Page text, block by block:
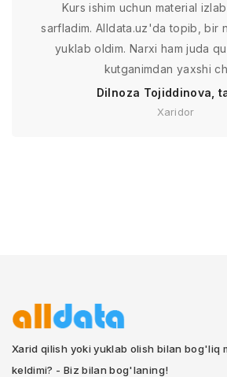
Kurs ishim uchun material
sarfladim. Alldata.uz'da topib, bir
yuklab oldim. Narxi ham juda
kutganimdan yaxshi
Dilnoza Tojiddinova,
Xaridor
Xarid qilish yoki yuklab olish bilan bog'liq
keldimi? - Biz bilan bog'laning!